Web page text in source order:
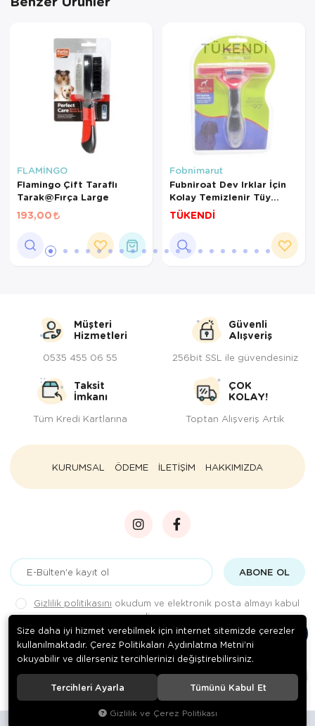
FLAMİNGO
Flamingo Çift Taraflı
Tarak@Fırça Large
193,00
TÜKENDI
Fobnimarut
Fubniroat Dev Irklar İçin
Kolay Temizlenir Tüy
Toplama Tarağı
TÜKENDİ
Müşteri
Hizmetleri
0535 455 06 55
Güvenli
Alışveriş
256bit SSL ile güvendesiniz
Taksit
İmkanı
Tüm Kredi Kartlarına
ÇOK
KOLAY!
Toptan Alışveriş Artık
KURUMSAL ÖDEME İLETİŞİM HAKKIMIZDA
ABONE OL
Gizlilik politikasını okudum ve elektronik posta almayı kabul
ediyorum.
. Tüm hakları saklıdır.
Size daha iyi hizmet verebilmek için internet sitemizde çerezler
kullanılmaktadır. Çerez Politikaları Aydınlatma Metni’ni
okuyabilir ve dilerseniz tercihlerinizi değiştirebilirsiniz.
Tercihleri Ayarla Tümünü Kabul Et
Gizlilik ve Çerez Politikası